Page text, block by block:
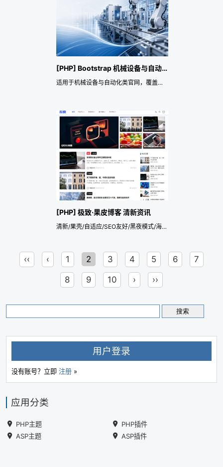
[PHP] Bootstrap 机械设备与自动化企业官网主题
适用于机械设备与自动化类官网，覆盖机械设备、自动化产线、设备配件、系统集成、工装夹具、工程交付、设备选型和售后维保服务等应用场景。主题重点提供响应式页面、预约咨询或留言询盘、前端多语言、SEO 与网站数据结构化、行业演示数据导入和展示风格配置，便于快速搭建专业官网，并持续承载品牌展示、服务或产品介绍、案例背书、资讯运营和长期获客转化。
[PHP] 极致·果皮博客 清新资讯
清新/果壳/自适应/SEO友好/黑夜模式/海报/用户中心适配/无限加载/模板伪原创/新闻/自媒体/体育/隔壁老李
‹‹ ‹ 1 2 3 4 5 6 7
8 9 10 › ››
用户登录
没有账号？立即 注册 »
应用分类
PHP主题
PHP插件
ASP主题
ASP插件